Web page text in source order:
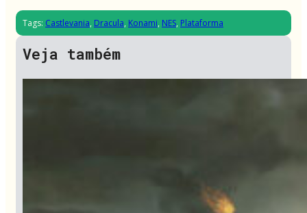
Tags: Castlevania, Dracula, Konami, NES, Plataforma
Veja também